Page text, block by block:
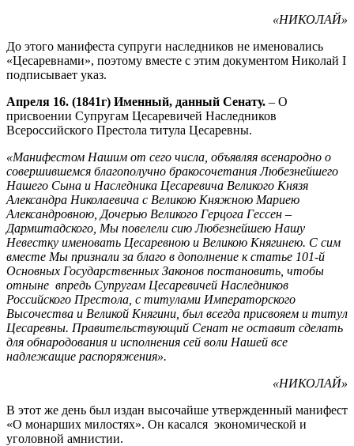
«НИКОЛАЙ»
До этого манифеста супруги наследников не именовались
«Цесаревнами», поэтому вместе с этим документом Николай I
подписывает указ.
Апреля 16. (1841г) Именный, данный Сенату. – О
присвоении Супругам Цесаревичей Наследников
Всероссийского Престола титула Цесаревны.
«Манифестом Нашим от сего числа, объявляя всенародно о
совершившемся благополучно бракосочетания Любезнейшего
Нашего Сына и Наследника Цесаревича Великого Князя
Александра Николаевича с Великою Княжною Мариею
Александровною, Дочерью Великого Герцога Гессен –
Дармштадского, Мы повелели сию Любезнейшею Нашу
Невестку именовать Цесаревною и Великою Княгинею. С сим
вместе Мы признали за благо в дополнение к статье 101-й
Основных Государственных Законов постановить, чтобы
отныне впредь Супругам Цесаревичей Наследников
Российского Престола, с титулами Императорского
Высочества и Великой Княгини, был всегда присвояем и титул
Цесаревны. Правительствующий Сенат не оставит сделать
для обнародования и исполнения сей воли Нашей все
надлежащие распоряжения».
«НИКОЛАЙ»
В этот же день был издан высочайше утвержденный манифест
«О монарших милостях». Он касался экономической и
уголовной амнистии.